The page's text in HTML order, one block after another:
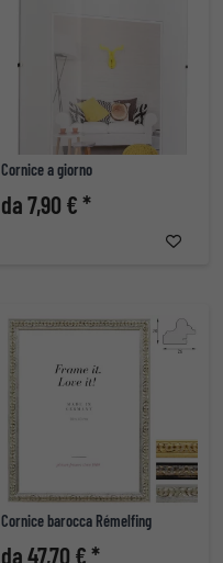
Cornice a giorno
da 7,90 € *
Cornice barocca Rémelfing
da 47,70 € *